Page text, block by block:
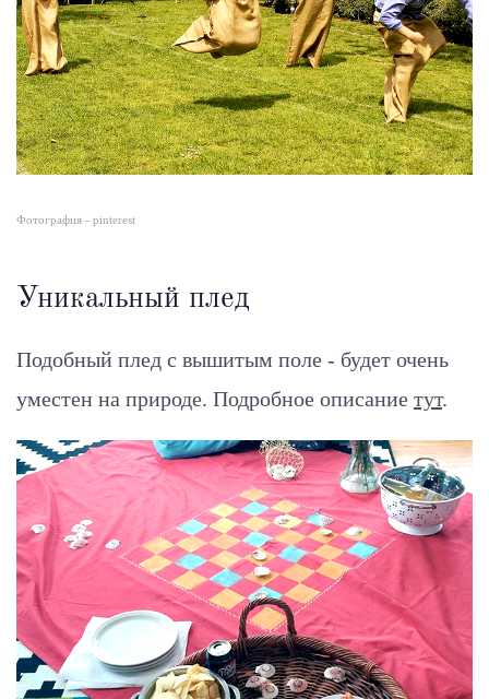
Фотография - pinterest
Уникальный плед
Подобный плед с вышитым поле - будет очень
уместен на природе. Подробное описание тут.